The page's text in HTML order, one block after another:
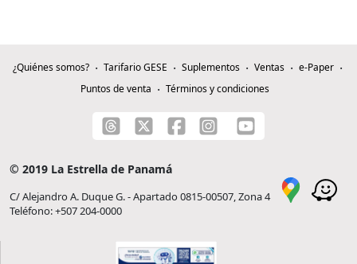
¿Quiénes somos? Tarifario GESE Suplementos Ventas
e-Paper
Puntos de venta
Términos y condiciones
© 2019 La Estrella de Panamá
C/ Alejandro A. Duque G. - Apartado 0815-00507, Zona 4
Teléfono: +507 204-0000